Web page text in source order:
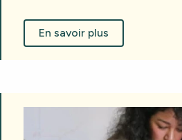
En savoir plus